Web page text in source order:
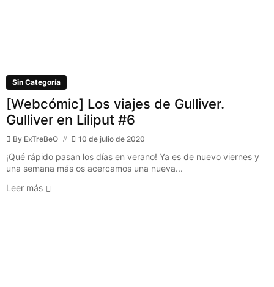
Sin Categoría
[Webcómic] Los viajes de Gulliver.
Gulliver en Liliput #6
By ExTreBeO 10 de julio de 2020
¡Qué rápido pasan los días en verano! Ya es de nuevo viernes y
una semana más os acercamos una nueva...
Leer más